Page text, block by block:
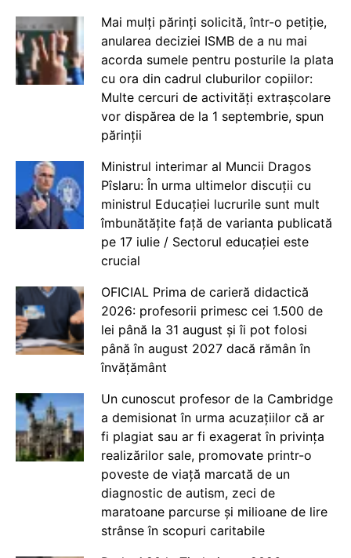
Mai mulți părinți solicită, într-o petiție,
anularea deciziei ISMB de a nu mai
acorda sumele pentru posturile la plata
cu ora din cadrul cluburilor copiilor:
Multe cercuri de activități extrașcolare
vor dispărea de la 1 septembrie, spun
părinții
Ministrul interimar al Muncii Dragos
Pîslaru: În urma ultimelor discuții cu
ministrul Educației lucrurile sunt mult
îmbunătățite față de varianta publicată
pe 17 iulie / Sectorul educației este
crucial
OFICIAL Prima de carieră didactică
2026: profesorii primesc cei 1.500 de
lei până la 31 august și îi pot folosi
până în august 2027 dacă rămân în
învățământ
Un cunoscut profesor de la Cambridge
a demisionat în urma acuzațiilor că ar
fi plagiat sau ar fi exagerat în privința
realizărilor sale, promovate printr-o
poveste de viață marcată de un
diagnostic de autism, zeci de
maratoane parcurse și milioane de lire
strânse în scopuri caritabile